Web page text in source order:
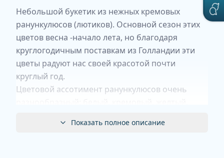
Небольшой букетик из нежных кремовых
ранункулюсов (лютиков). Основной сезон этих
цветов весна -начало лета, но благодаря
круглогодичным поставкам из Голландии эти
цветы радуют нас своей красотой почти
круглый год.
Цветовой ассотимент ранункулюсов очень
разнообразие оттенков.
Показать полное описание